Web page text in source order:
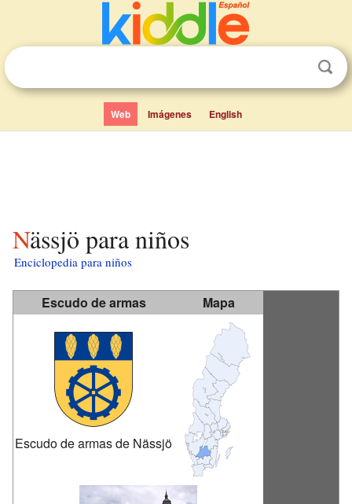
Web Imágenes English
Nässjö para niños
Enciclopedia para niños
Escudo de armas Mapa
Escudo de armas de Nässjö